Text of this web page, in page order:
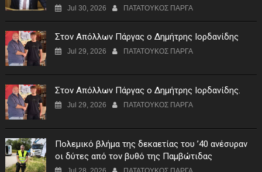
Jul 30, 2026 ΠΑΤΑΤΟΥΚΟΣ ΠΑΡΓΑ
Στον Απόλλων Πάργας ο Δημήτρης Ιορδανίδης
Jul 29, 2026 ΠΑΤΑΤΟΥΚΟΣ ΠΑΡΓΑ
Στον Απόλλων Πάργας ο Δημήτρης Ιορδανίδης.
Jul 29, 2026 ΠΑΤΑΤΟΥΚΟΣ ΠΑΡΓΑ
Πολεμικό βλήμα της δεκαετίας του ’40 ανέσυραν
οι δύτες από τον βυθό της Παμβώτιδας